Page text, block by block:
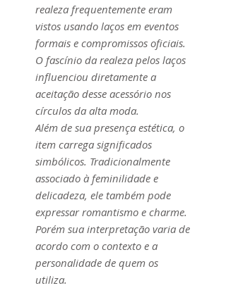
realeza frequentemente eram
vistos usando laços em eventos
formais e compromissos oficiais.
O fascínio da realeza pelos laços
influenciou diretamente a
aceitação desse acessório nos
círculos da alta moda.
Além de sua presença estética, o
item carrega significados
simbólicos. Tradicionalmente
associado à feminilidade e
delicadeza, ele também pode
expressar romantismo e charme.
Porém sua interpretação varia de
acordo com o contexto e a
personalidade de quem os
utiliza.